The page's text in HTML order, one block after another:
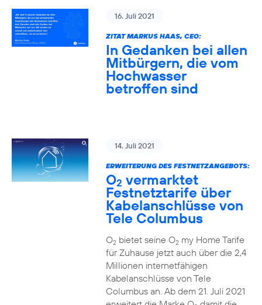
16. Juli 2021
ZITAT MARKUS HAAS, CEO:
In Gedanken bei allen
Mitbürgern, die vom
Hochwasser
betroffen sind
14. Juli 2021
ERWEITERUNG DES FESTNETZANGEBOTS:
O2 vermarktet
Festnetztarife über
Kabelanschlüsse von
Tele Columbus
O2bietet seine O2my Home Tarife
für Zuhause jetzt auch über die 2,4
Millionen internetfähigen
Kabelanschlüsse von Tele
Columbus an. Ab dem 21. Juli 2021